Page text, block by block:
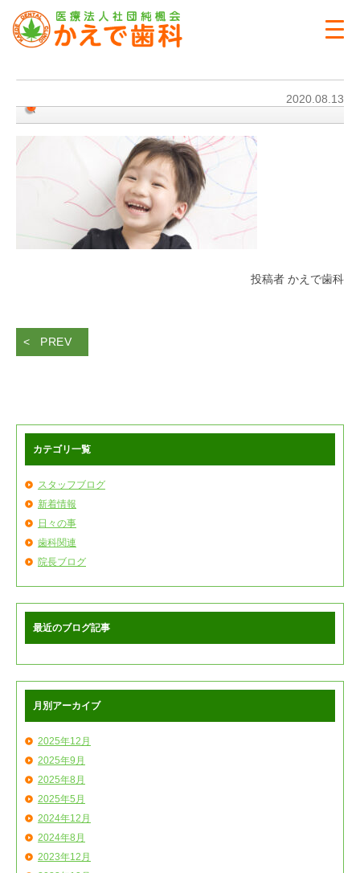
2020.08.13
投稿者 かえで歯科
PREV
カテゴリ一覧
スタッフブログ
新着情報
日々の事
歯科関連
院長ブログ
最近のブログ記事
月別アーカイブ
2025年12月
2025年9月
2025年8月
2025年5月
2024年12月
2024年8月
2023年12月